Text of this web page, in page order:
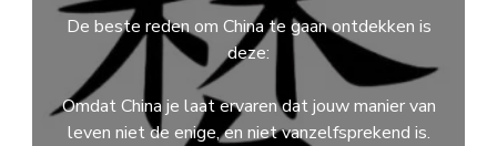
De beste reden om China te gaan ontdekken is
deze:
Omdat China je laat ervaren dat jouw manier van
leven niet de enige, en niet vanzelfsprekend is.